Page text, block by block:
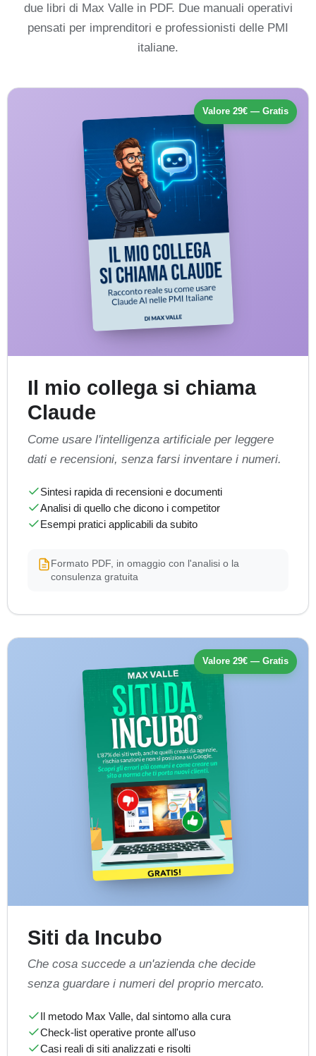
due libri di Max Valle in PDF. Due manuali operativi
pensati per imprenditori e professionisti delle PMI
italiane.
Valore 29€ — Gratis
Il mio collega si chiama
Claude
Come usare l'intelligenza artificiale per leggere
dati e recensioni, senza farsi inventare i numeri.
Sintesi rapida di recensioni e documenti
Analisi di quello che dicono i competitor
Esempi pratici applicabili da subito
Formato PDF, in omaggio con l'analisi o la
consulenza gratuita
Valore 29€ — Gratis
Siti da Incubo
Che cosa succede a un'azienda che decide
senza guardare i numeri del proprio mercato.
Il metodo Max Valle, dal sintomo alla cura
Check-list operative pronte all'uso
Casi reali di siti analizzati e risolti